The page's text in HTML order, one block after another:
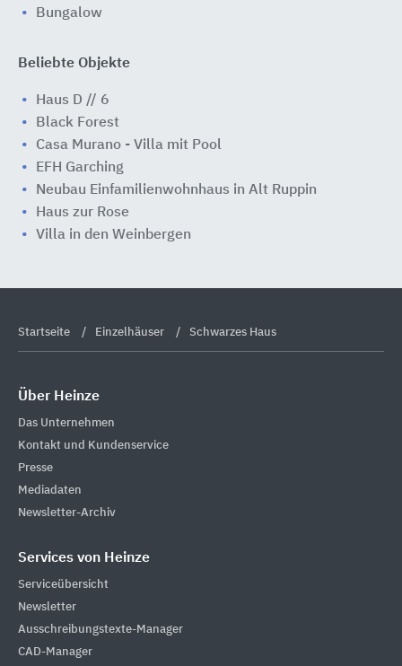
Bungalow
Beliebte Objekte
Haus D // 6
Black Forest
Casa Murano - Villa mit Pool
EFH Garching
Neubau Einfamilienwohnhaus in Alt Ruppin
Haus zur Rose
Villa in den Weinbergen
Startseite Einzelhäuser Schwarzes Haus
Über Heinze
Das Unternehmen
Kontakt und Kundenservice
Presse
Mediadaten
Newsletter-Archiv
Services von Heinze
Serviceübersicht
Newsletter
Ausschreibungstexte-Manager
CAD-Manager